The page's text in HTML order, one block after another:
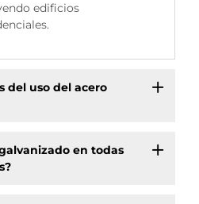
edificios
del uso del acero
en todas